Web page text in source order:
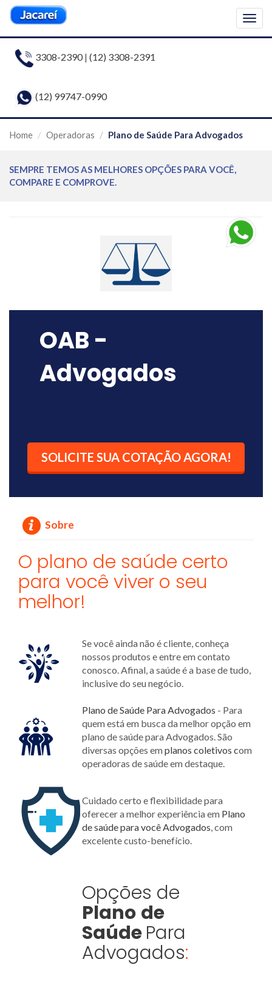
3308-2390| (12) 3308-2391
(12) 99747-0990
Home Operadoras Plano de Saúde Para Advogados
SEMPRE TEMOS AS MELHORES OPÇÕES PARA VOCÊ,
COMPARE E COMPROVE.
OAB -
Advogados
SOLICITE SUA COTAÇÃO AGORA!
Sobre
O plano de saúde certo
para você viver o seu
melhor!
Se você ainda não é cliente, conheça
nossos produtos e entre em contato
conosco. Afinal, a saúde é a base de tudo,
inclusive do seu negócio.
Plano de Saúde Para Advogados - Para
quem está em busca da melhor opção em
plano de saúde para Advogados. São
diversas opções emplanos coletivos com
operadoras de saúde em destaque.
Cuidado certo e flexibilidade para
oferecer a melhor experiência em Plano
de saúde para você Advogados, com
excelente custo-benefício.
Opções de
Plano de
SaúdePara
Advogados: